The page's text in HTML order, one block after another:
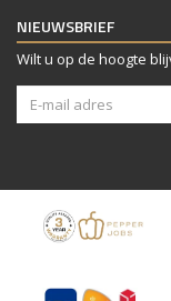
NIEUWSBRIEF
Wilt u op de hoogte